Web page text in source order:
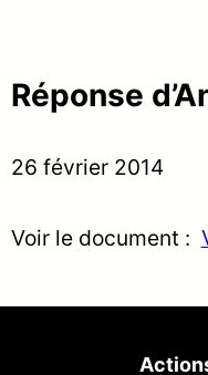
Réponse
26 février 2014
Voir le document :